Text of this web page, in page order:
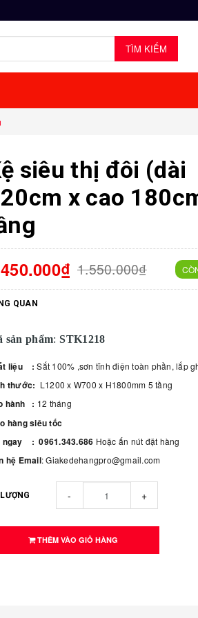
TÌM KIẾM
siêu thị đôi (dài
x cao
1.550.000₫
QUAN
sản phẩm:STK1218
liệu : Sắt 100% ,sơn tĩnh điện toàn phần, lắp
thước: L1200 x W700 x H1800mm 5 tầng
hành : 12 tháng
hàng siêu tốc
ngay : 0961.343.686 Hoặc ấn nút đặt hàng
hệ Email: Giakedehangpro@gmail.com
- +
THÊM VÀO GIỎ HÀNG